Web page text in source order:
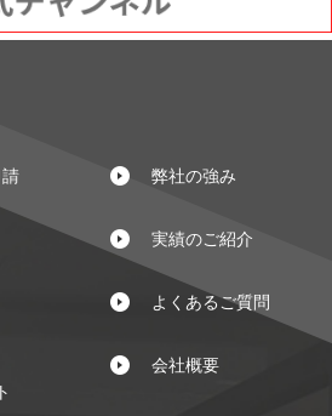
弊社の強み
実績のご紹介
よくあるご質問
会社概要